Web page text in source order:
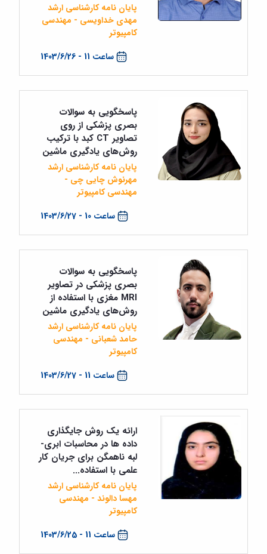
ساعت 11 - 1403/6/26
پایان نامه کارشناسی ارشد
مهدی خداویسی - مهندسی
کامپیوتر
ساعت 10 - 1403/6/27
پاسخگویی به سوالات
بصری پزشکی از روی
تصاویر CT کبد با ترکیب
روش‌های یادگیری ماشین
پایان نامه کارشناسی ارشد
مهرنوش چایی چی -
مهندسی کامپیوتر
ساعت 11 - 1403/6/27
پاسخگویی به سوالات
بصری پزشکی در تصاویر
MRI مغزی با استفاده از
روش‌های یادگیری ماشین
پایان نامه کارشناسی ارشد
حامد شعبانی - مهندسی
کامپیوتر
ساعت 11 - 1403/6/25
ارائه یک روش جایگذاری
داده ها در محاسبات ابری-
لبه ناهمگن برای جریان کار
علمی با استفاده...
پایان نامه کارشناسی ارشد
مهسا دالوند - مهندسی
کامپیوتر